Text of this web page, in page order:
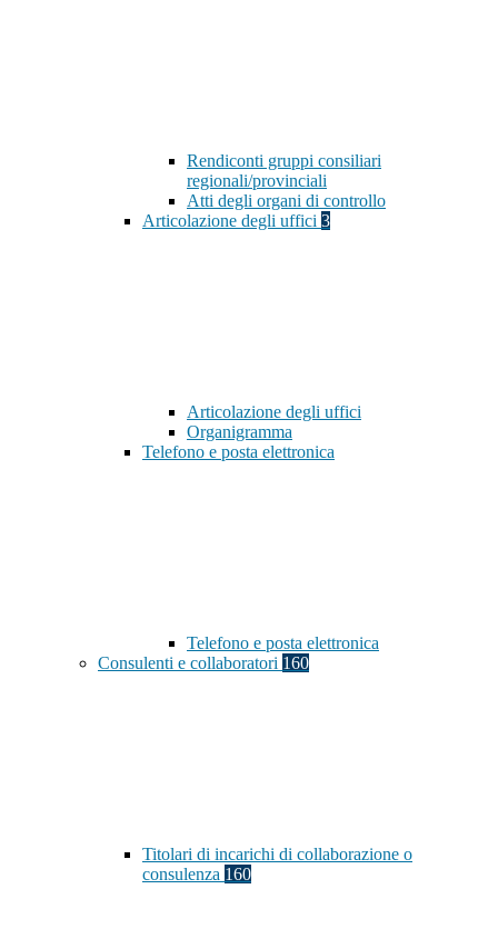
Rendiconti gruppi consiliari
regionali/provinciali
Atti degli organi di controllo
Articolazione degli uffici 3
Articolazione degli uffici
Organigramma
Telefono e posta elettronica
Telefono e posta elettronica
Consulenti e collaboratori 160
Titolari di incarichi di collaborazione o
consulenza 160